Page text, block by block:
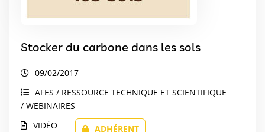
Stocker du carbone dans les sols
09/02/2017
AFES / RESSOURCE TECHNIQUE ET SCIENTIFIQUE
/ WEBINAIRES
VIDÉO
ADHÉRENT